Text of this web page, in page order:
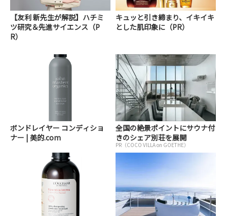
【友利 新先生が解説】ハチミ
ツ研究＆先進サイエンス（P
R）
キュッと引き締まり、イキイキ
とした肌印象に（PR）
ボンドレイヤー コンディショ
ナー | 美的.com
全国の絶景ポイントにサウナ付
きのシェア別荘を展開
PR（COCO VILLA on GOETHE）